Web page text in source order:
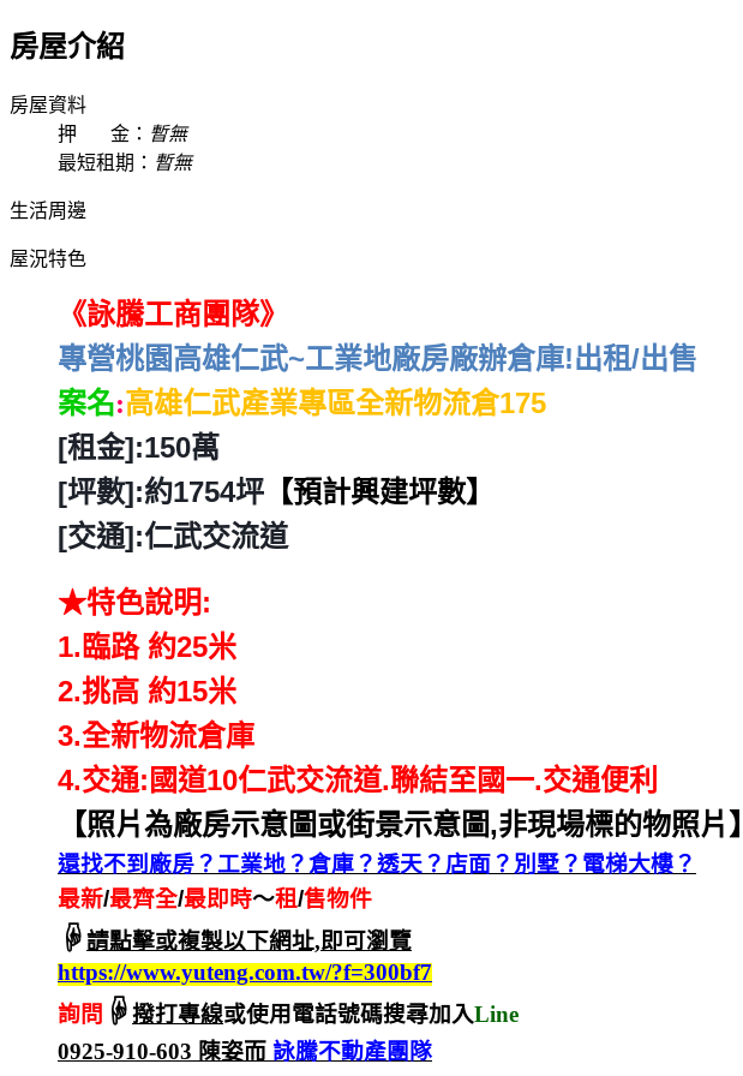
房屋介紹
房屋資料
押 金： 暫無
最短租期： 暫無
生活周邊
屋況特色
《詠騰工商團隊》
專營桃園高雄仁武~工業地廠房廠辦倉庫!出租/出售
案名:高雄仁武產業專區全新物流倉175
[租金]:150萬
[坪數]:約1754坪 【預計興建坪數】
[交通]:仁武交流道
★特色說明:
1. 臨路 約25米
2.挑高 約15米
3.全新物流倉庫
4.交通:國道10仁武交流道.聯結至國一.交通便利
【照片為廠房示意圖或街景示意圖,非現場標的物照片】
還找不到廠房？工業地？倉庫？透天？店面？別墅？電梯大樓？
最新/最齊全/最即時～租/售物件
☟請點擊或複製以下網址,即可瀏覽
https://www.yuteng.com.tw/?f=300bf7
詢問 ☟撥打專線或使用電話號碼搜尋加入Line
0925-910-603 陳姿而 詠騰不動產團隊